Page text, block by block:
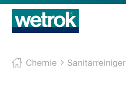
Reinigungsprodukte
Chemie Sanitärreiniger